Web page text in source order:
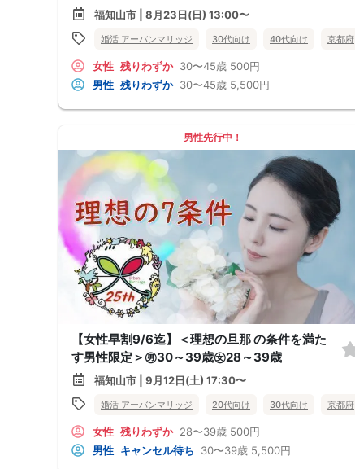
福知山市 | 8月23日(日) 13:00〜
婚活 アーバンマリッジ 30代向け 40代向け 京都府
女性 残りわずか 30〜45歳 500円
男性 残りわずか 30〜45歳 5,500円
男性先行中！
【女性早割9/6迄】＜理想の旦那 の条件を満た
す男性限定＞㊚30～39歳㊛28～39歳
福知山市 | 9月12日(土) 17:30〜
婚活 アーバンマリッジ 20代向け 30代向け 京都府
女性 残りわずか 28〜39歳 500円
男性 キャンセル待ち 30〜39歳 5,500円